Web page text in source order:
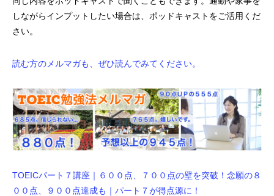
しながらインプットしたい場合は、ポッドキャストをご活用くだ
さい。
読む方のメルマガも、ぜひ読んでみてください。
TOEICパート７講座｜６００点、７００点の壁を突破！念願の８
００点、９００点達成も｜パート７が得点源に！